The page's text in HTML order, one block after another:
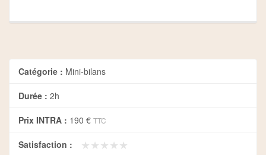
Catégorie : Mini-bilans
Durée : 2h
Prix INTRA : 190 € TTC
Satisfaction : ★★★★★
★★★★★